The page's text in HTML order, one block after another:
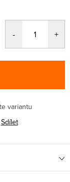
variantu
Sdílet